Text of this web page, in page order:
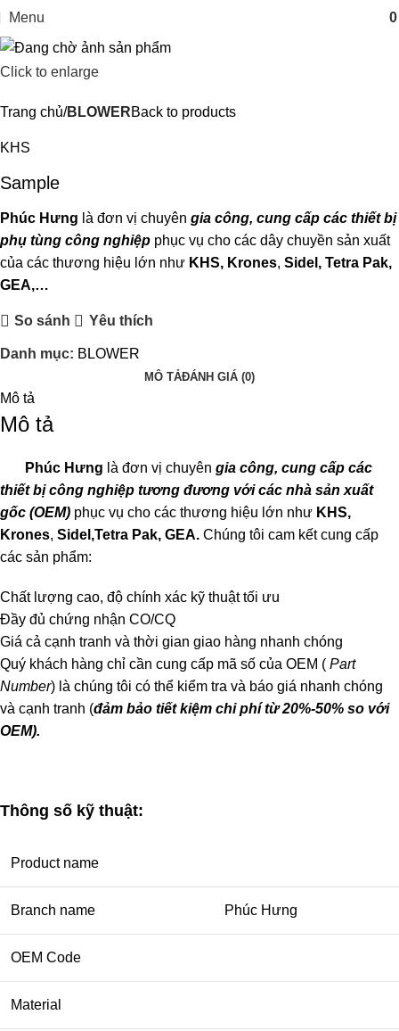
Menu
Click to enlarge
Trang chủ BLOWERBack to products
KHS
Sample
Phúc Hưng là đơn vị chuyên gia công, cung cấp các thiết bị
phụ tùng công nghiệp phục vụ cho các dây chuyền sản xuất
của các thương hiệu lớn như KHS, Krones, Sidel, Tetra Pak,
GEA,…
So sánh Yêu thích
Danh mục: BLOWER
MÔ TẢĐÁNH GIÁ (0)
Mô tả
Mô tả
Phúc Hưng là đơn vị chuyên gia công, cung cấp các
thiết bị công nghiệp tương đương với các nhà sản xuất
gốc (OEM) phục vụ cho các thương hiệu lớn như KHS,
Krones, Sidel,Tetra Pak, GEA. Chúng tôi cam kết cung cấp
các sản phẩm:
Chất lượng cao, độ chính xác kỹ thuật tối ưu
Đầy đủ chứng nhận CO/CQ
Giá cả cạnh tranh và thời gian giao hàng nhanh chóng
Quý khách hàng chỉ cần cung cấp mã số của OEM ( Part
Number) là chúng tôi có thể kiểm tra và báo giá nhanh chóng
và cạnh tranh (đảm bảo tiết kiệm chi phí từ 20%-50% so với
OEM).
Thông số kỹ thuật:
Product name
Branch name Phúc Hưng
OEM Code
Material